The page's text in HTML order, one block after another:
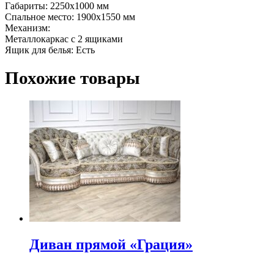
Габариты: 2250х1000 мм
Спальное место: 1900х1550 мм
Механизм:
Металлокаркас с 2 ящиками
Ящик для белья: Есть
Похожие товары
Диван прямой «Грация»